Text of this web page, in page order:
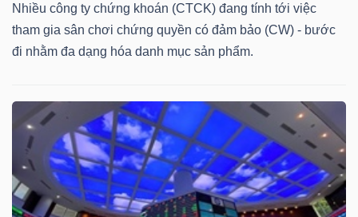
Nhiều công ty chứng khoán (CTCK) đang tính tới việc
tham gia sân chơi chứng quyền có đảm bảo (CW) - bước
đi nhằm đa dạng hóa danh mục sản phẩm.
TRUYỀN
THÔNG